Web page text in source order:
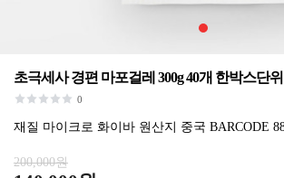
초극세사 경편 마포걸레 300g 40개 한박스단
0
재질 마이크로 화이바 원산지 중국 BARCODE
200,000원